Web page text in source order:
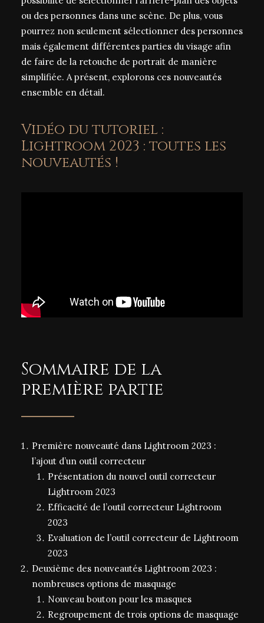
ou des personnes dans une scène. De plus, vous
pourrez non seulement sélectionner des personnes
mais également différentes parties du visage afin
de faire de la retouche de portrait de manière
simplifiée. A présent, explorons ces nouveautés
ensemble en détail.
Vidéo du tutoriel :
Lightroom 2023 : toutes les
nouveautés !
Sommaire de la
première partie
Première nouveauté dans Lightroom 2023 :
l’ajout d’un outil correcteur
Présentation du nouvel outil correcteur
Lightroom 2023
Efficacité de l’outil correcteur Lightroom
2023
Evaluation de l’outil correcteur de Lightroom
2023
Deuxième des nouveautés Lightroom 2023 :
nombreuses options de masquage
Nouveau bouton pour les masques
Regroupement de trois options de masquage